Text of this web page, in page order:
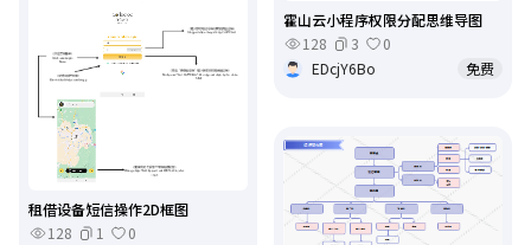
霍山云小程序权限分配思维导图
128
3
0
EDcjY6Bo
免费
租借设备短信操作2D框图
128
1
0